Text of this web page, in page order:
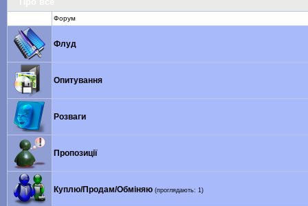
Форум
Флуд
Опитування
Розваги
Пропозиції
Куплю/Продам/Обміняю (проглядають: 1)